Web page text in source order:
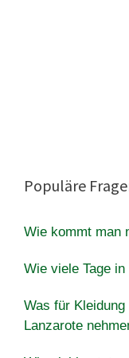
Populäre
Wie kommt man
Wie viele Tage in
Was für
Lanzarote